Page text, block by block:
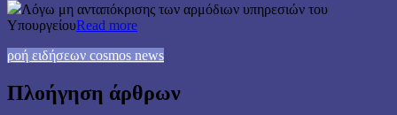
Λόγω μη ανταπόκρισης των αρμόδιων υπηρεσιών του
ΥπουργείουRead more
ροή ειδήσεων cosmos news
Πλοήγηση άρθρων